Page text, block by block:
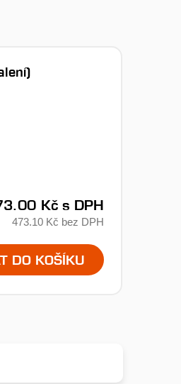
Kč s DPH
473.10 Kč bez DPH
DO KOŠÍKU